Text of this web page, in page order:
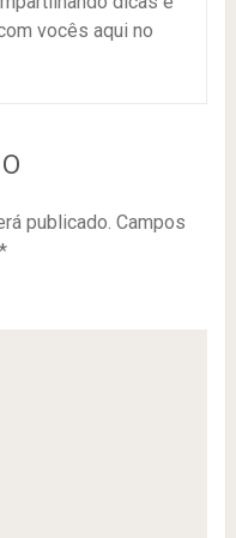
vocês aqui no
publicado. Campos
*